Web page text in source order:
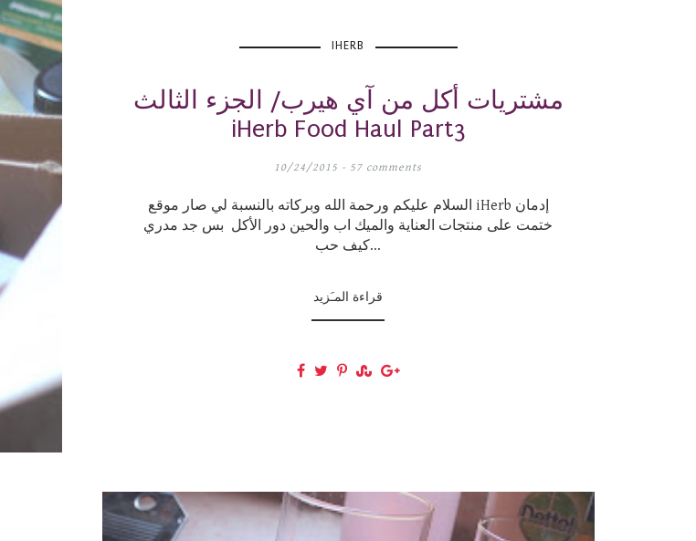
IHERB
مشتريات أكل من آي هيرب/ الجزء الثالث
iHerb Food Haul Part3
10/24/2015 - 57 comments
السلام عليكم ورحمة الله وبركاته بالنسبة لي صار موقع iHerb إدمان
ختمت على منتجات العناية والميك اب والحين دور الأكل بس جد مدري
كيف حب...
قراءة المـَزيد